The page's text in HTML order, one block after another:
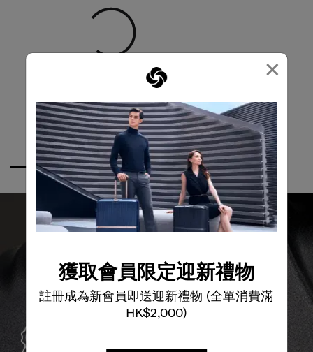
×
獲取會員限定迎新禮物
註冊成為新會員即送迎新禮物 (全單消費滿
HK$2,000)
全球保修